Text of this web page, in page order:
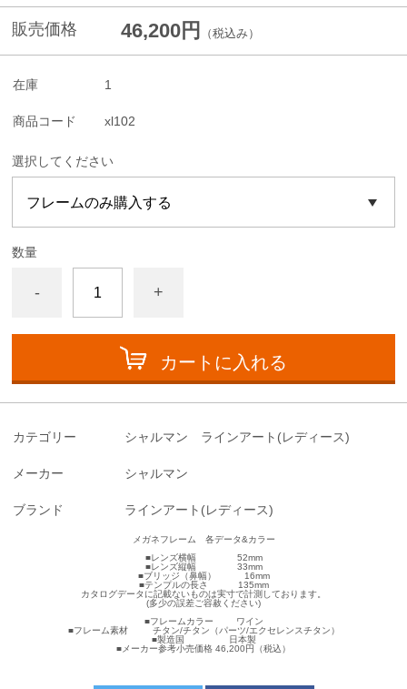
販売価格 46,200円 （税込み）
在庫 1
商品コード xl102
選択してください
数量
- +
カートに入れる
カテゴリー シャルマン ラインアート(レディース)
メーカー シャルマン
ブランド ラインアート(レディース)
メガネフレーム 各データ&カラー
■レンズ横幅 52mm
■レンズ縦幅 33mm
■ブリッジ（鼻幅） 16mm
■テンプルの長さ 135mm
カタログデータに記載ないものは実寸で計測しております。
(多少の誤差ご容赦ください)
■フレームカラー ワイン
■フレーム素材 チタン/チタン（パーツ/エクセレンスチタン）
■製造国 日本製
■メーカー参考小売価格 46,200円（税込）